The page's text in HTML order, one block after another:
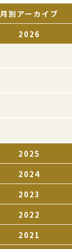
月別アーカイブ
2026
2025
2024
2023
2022
2021